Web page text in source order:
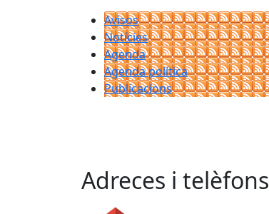
Avisos
Notícies
Agenda
Agenda política
Publicacions
Adreces i telèfons